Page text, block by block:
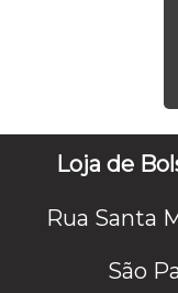
Loja de
Rua Santa
São